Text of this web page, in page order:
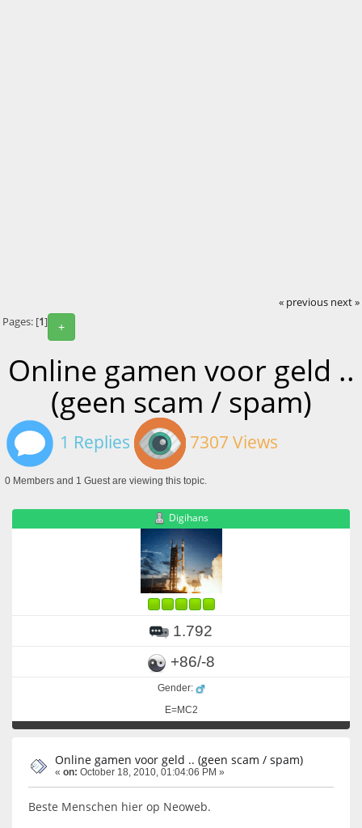
« previous next »
+
Pages: [1]
Online gamen voor geld ..
(geen scam / spam)
1 Replies 7307 Views
0 Members and 1 Guest are viewing this topic.
Digihans
1.792
+86/-8
Gender:
E=MC2
Online gamen voor geld .. (geen scam / spam)
« on: October 18, 2010, 01:04:06 PM »
Beste Menschen hier op Neoweb.